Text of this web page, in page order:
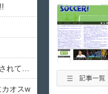
【イングランド】日本戦、完全に“選考試合”扱いされている可能性
カオスw